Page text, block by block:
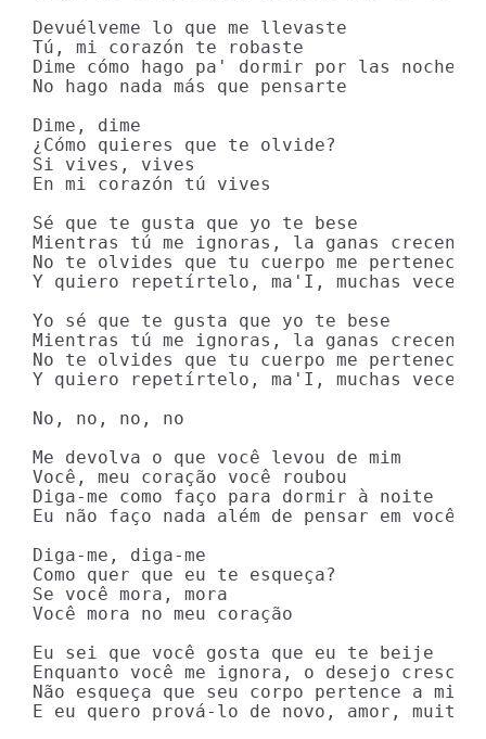
Devuélveme lo que me llevaste
Tú, mi corazón te robaste
Dime cómo hago pa' dormir por las noches
No hago nada más que pensarte
Dime, dime
¿Cómo quieres que te olvide?
Si vives, vives
En mi corazón tú vives
Sé que te gusta que yo te bese
Mientras tú me ignoras, la ganas crecen
No te olvides que tu cuerpo me pertenece
Y quiero repetírtelo, ma'I, muchas veces
Yo sé que te gusta que yo te bese
Mientras tú me ignoras, la ganas crecen
No te olvides que tu cuerpo me pertenece
Y quiero repetírtelo, ma'I, muchas veces
No, no, no, no
Me devolva o que você levou de mim
Você, meu coração você roubou
Diga-me como faço para dormir à noite
Eu não faço nada além de pensar em você
Diga-me, diga-me
Como quer que eu te esqueça?
Se você mora, mora
Você mora no meu coração
Eu sei que você gosta que eu te beije
Enquanto você me ignora, o desejo cresce
Não esqueça que seu corpo pertence a mim
E eu quero prová-lo de novo, amor, muitas